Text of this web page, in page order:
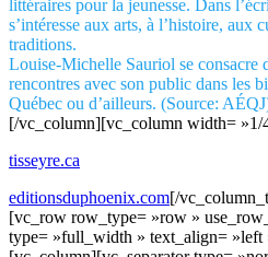
littéraires pour la jeunesse. Dans
s’intéresse aux arts, à l’histoire, aux
traditions.
Louise-Michelle Sauriol se consacre
rencontres avec son public dans les
Québec ou d’ailleurs. (Source:
[/vc_column][vc_column width= »1/
tisseyre.ca
editionsduphoenix.com[/
[vc_row row_type= »row »
type= »full_width » text_align= »left